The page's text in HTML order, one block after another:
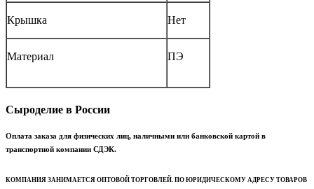
Крышка Нет
Материал ПЭ
Сыроделие в России
Оплата заказа для физических лиц, наличными или банковской картой в
транспортной компании СДЭК.
КОМПАНИЯ ЗАНИМАЕТСЯ ОПТОВОЙ ТОРГОВЛЕЙ. ПО ЮРИДИЧЕСКОМУ АДРЕСУ ТОВАРОВ